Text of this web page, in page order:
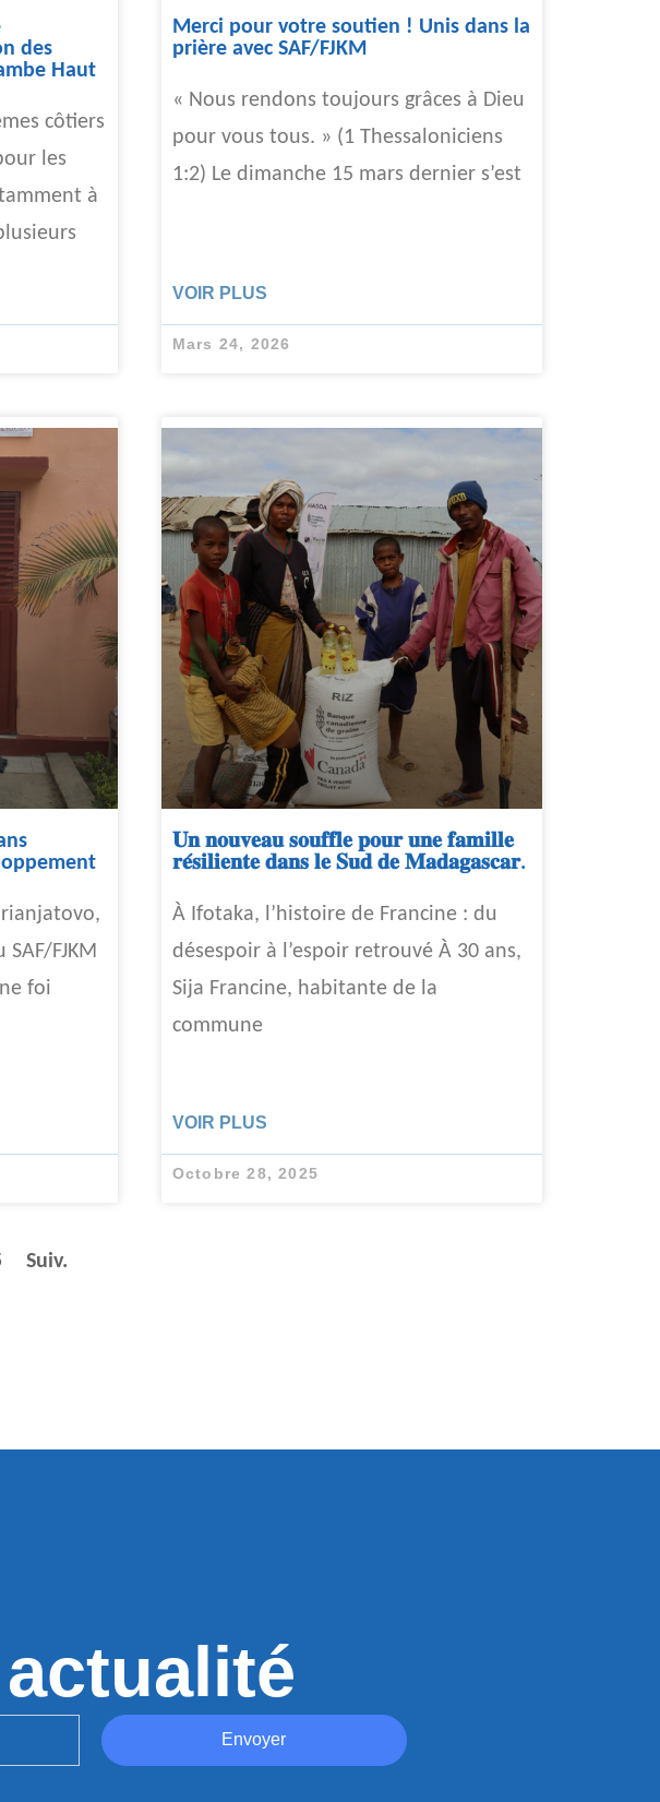
des
Haut
côtiers
les
à
Merci pour votre soutien ! Unis dans la
prière avec SAF/FJKM
« Nous rendons toujours grâces à Dieu
pour vous tous. » (1 Thessaloniciens
1:2) Le dimanche 15 mars dernier s’est
VOIR PLUS
Mars 24, 2026
FJKM
foi
𝐔𝐧 𝐧𝐨𝐮𝐯𝐞𝐚𝐮 𝐬𝐨𝐮𝐟𝐟𝐥𝐞 𝐩𝐨𝐮𝐫 𝐮𝐧𝐞 𝐟𝐚𝐦𝐢𝐥𝐥𝐞
𝐫𝐞́𝐬𝐢𝐥𝐢𝐞𝐧𝐭𝐞 𝐝𝐚𝐧𝐬 𝐥𝐞 𝐒𝐮𝐝 𝐝𝐞 𝐌𝐚𝐝𝐚𝐠𝐚𝐬𝐜𝐚𝐫.
À Ifotaka, l’histoire de Francine : du
désespoir à l’espoir retrouvé À 30 ans,
Sija Francine, habitante de la
commune
VOIR PLUS
Octobre 28, 2025
Suiv.
Envoyer